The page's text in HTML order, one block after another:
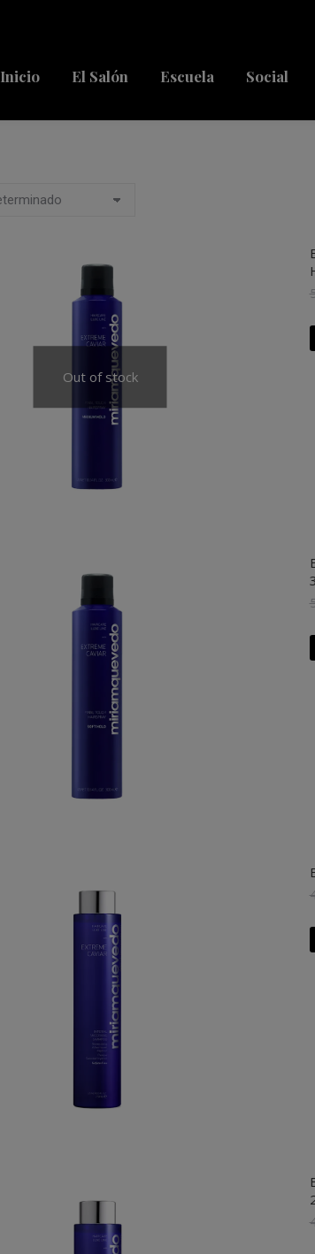
Inicio El Salón Escuela Social
Out of stock